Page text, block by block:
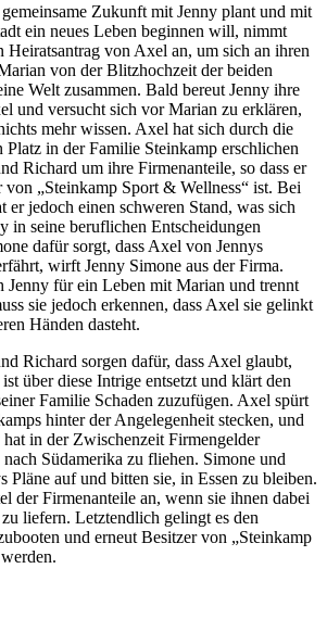
Zukunft mit Jenny plant und mit
ein neues Leben beginnen will, nimmt
Heiratsantrag von Axel an, um sich an ihren
von der Blitzhochzeit der beiden
Welt zusammen. Bald bereut Jenny ihre
und versucht sich vor Marian zu erklären,
mehr wissen. Axel hat sich durch die
Platz in der Familie Steinkamp erschlichen
Richard um ihre Firmenanteile, so dass er
„Steinkamp Sport & Wellness“ ist. Bei
er jedoch einen schweren Stand, was sich
in seine beruflichen Entscheidungen
dafür sorgt, dass Axel von Jennys
wirft Jenny Simone aus der Firma.
Jenny für ein Leben mit Marian und trennt
sie jedoch erkennen, dass Axel sie gelinkt
Händen dasteht.
Richard sorgen dafür, dass Axel glaubt,
über diese Intrige entsetzt und klärt den
Familie Schaden zuzufügen. Axel spürt
hinter der Angelegenheit stecken, und
in der Zwischenzeit Firmengelder
Südamerika zu fliehen. Simone und
Pläne auf und bitten sie, in Essen zu bleiben.
der Firmenanteile an, wenn sie ihnen dabei
liefern. Letztendlich gelingt es den
und erneut Besitzer von „Steinkamp